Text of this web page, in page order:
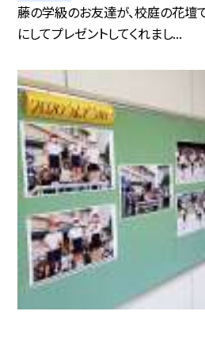
藤の学級のお友達が、校庭の花壇
にしてプレゼントしてくれまし...